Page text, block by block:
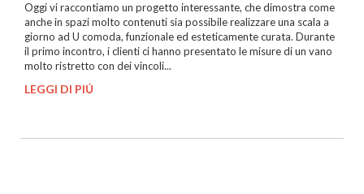
Oggi vi raccontiamo un progetto interessante, che dimostra come
anche in spazi molto contenuti sia possibile realizzare una scala a
giorno ad U comoda, funzionale ed esteticamente curata. Durante
il primo incontro, i clienti ci hanno presentato le misure di un vano
molto ristretto con dei vincoli...
LEGGI DI PIÚ